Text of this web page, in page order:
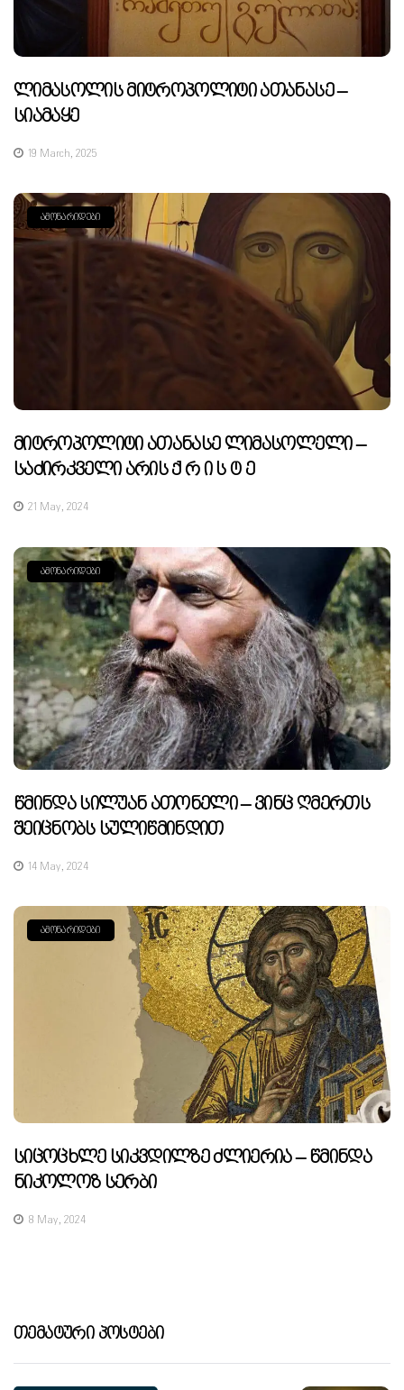
Ლიმასოლის Მიტროპოლიტი Ათანასე –
Სიამაყე
19 March, 2025
ᲐᲛᲝᲜᲐᲠᲘᲓᲔᲑᲘ
Მიტროპოლიტი Ათანასე Ლიმასოლელი –
Საძირკველი Არის Ქ Რ Ი Ს Ტ Ე
21 May, 2024
ᲐᲛᲝᲜᲐᲠᲘᲓᲔᲑᲘ
Წმინდა Სილუან Ათონელი – Ვინც Ღმერთს
Შეიცნობს Სულიწმინდით
14 May, 2024
ᲐᲛᲝᲜᲐᲠᲘᲓᲔᲑᲘ
Სიცოცხლე Სიკვდილზე Ძლიერია – Წმინდა
Ნიკოლოზ Სერბი
8 May, 2024
Თემატური Პოსტები